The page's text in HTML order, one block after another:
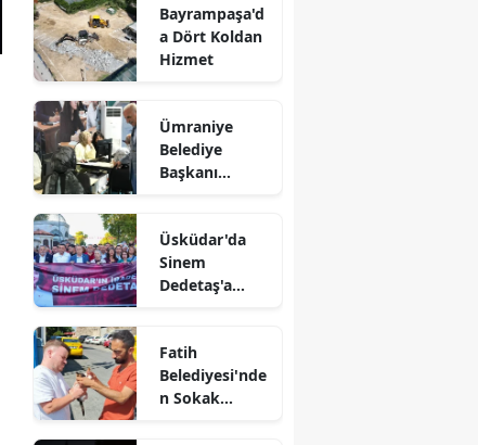
Bayrampaşa'd
a Dört Koldan
Hizmet
Ümraniye
Belediye
Başkanı
Araya Geldi
Üsküdar'da
Sinem
Dedetaş'a
Fatih
Belediyesi'nde
n Sokak